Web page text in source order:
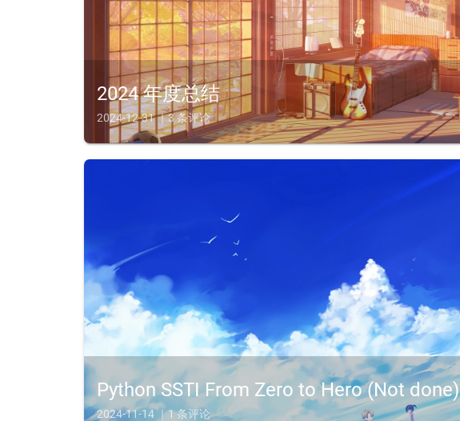
2024 年度总结
2024-12-31 ｜3 条评论
Python SSTI From Zero to Hero (Not done)
2024-11-14 ｜1 条评论